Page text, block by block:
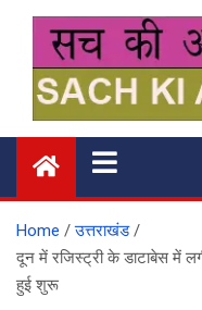
content
सच की आवाज
Home
उत्तराखंड
दून में रजिस्ट्री के डाटाबेस में
हुई शुरू